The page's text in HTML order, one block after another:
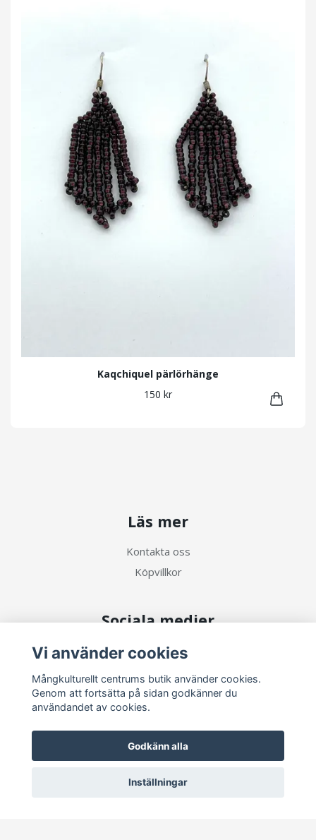
Kaqchiquel pärlörhänge
150 kr
Läs mer
Kontakta oss
Köpvillkor
Sociala medier
Prenumerera på vårt nyhetsbrev
Vi använder cookies
Mångkulturellt centrums butik använder cookies.
Genom att fortsätta på sidan godkänner du
användandet av cookies.
Godkänn alla
Inställningar